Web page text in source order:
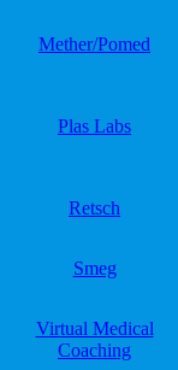
Mether/Pomed
Plas Labs
Retsch
Smeg
Virtual Medical
Coaching